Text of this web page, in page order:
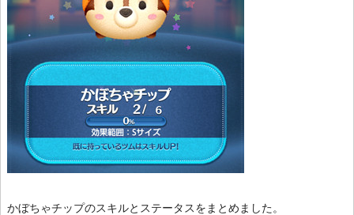
かぼちゃチップのスキルとステータスをまとめました。